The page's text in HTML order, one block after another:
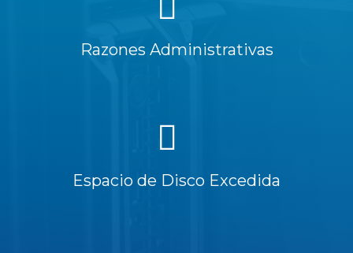
Razones Administrativas
Espacio de Disco Excedida